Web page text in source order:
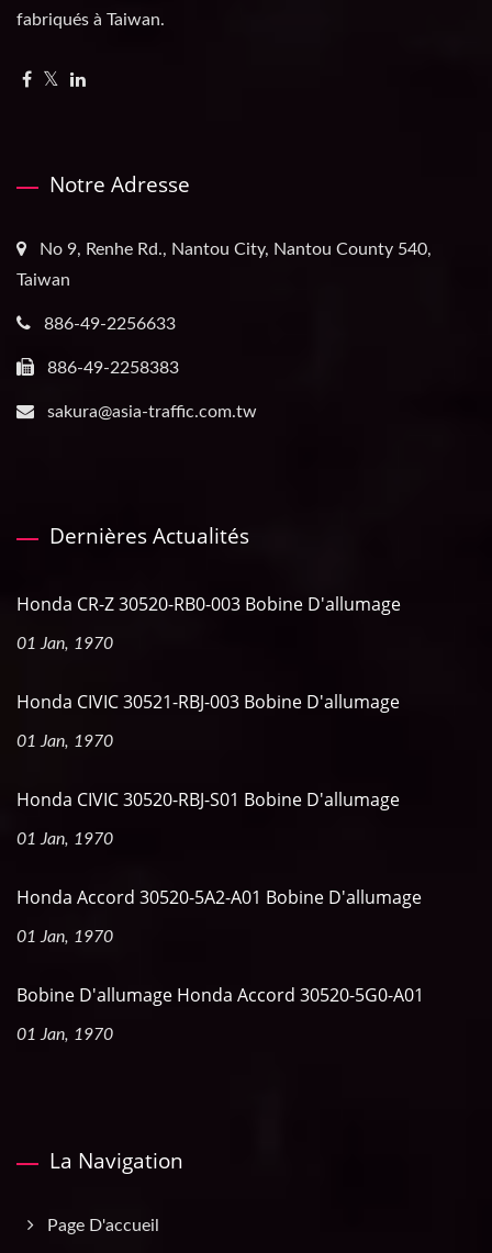
fabriqués à Taiwan.
Notre Adresse
No 9, Renhe Rd., Nantou City, Nantou County 540,
Taiwan
886-49-2256633
886-49-2258383
sakura@asia-traffic.com.tw
Dernières Actualités
Honda CR-Z 30520-RB0-003 Bobine D'allumage
01 Jan, 1970
Honda CIVIC 30521-RBJ-003 Bobine D'allumage
01 Jan, 1970
Honda CIVIC 30520-RBJ-S01 Bobine D'allumage
01 Jan, 1970
Honda Accord 30520-5A2-A01 Bobine D'allumage
01 Jan, 1970
Bobine D'allumage Honda Accord 30520-5G0-A01
01 Jan, 1970
La Navigation
Page D'accueil